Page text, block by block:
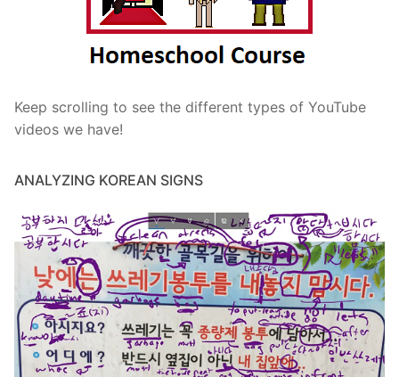
Keep scrolling to see the different types of YouTube
videos we have!
ANALYZING KOREAN SIGNS